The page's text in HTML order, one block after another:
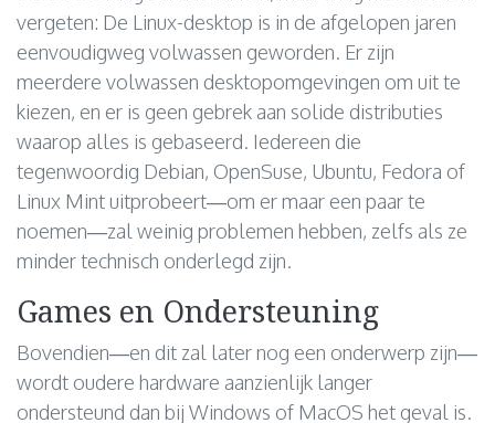
vergeten: De Linux-desktop is in de afgelopen jaren
eenvoudigweg volwassen geworden. Er zijn
meerdere volwassen desktopomgevingen om uit te
kiezen, en er is geen gebrek aan solide distributies
waarop alles is gebaseerd. Iedereen die
tegenwoordig Debian, OpenSuse, Ubuntu, Fedora of
Linux Mint uitprobeert—om er maar een paar te
noemen—zal weinig problemen hebben, zelfs als ze
minder technisch onderlegd zijn.
Games en Ondersteuning
Bovendien—en dit zal later nog een onderwerp zijn—
wordt oudere hardware aanzienlijk langer
ondersteund dan bij Windows of MacOS het geval is.